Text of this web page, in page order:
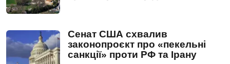
Сенат США схвалив
законопроєкт про «пекельні
санкції» проти РФ та Ірану